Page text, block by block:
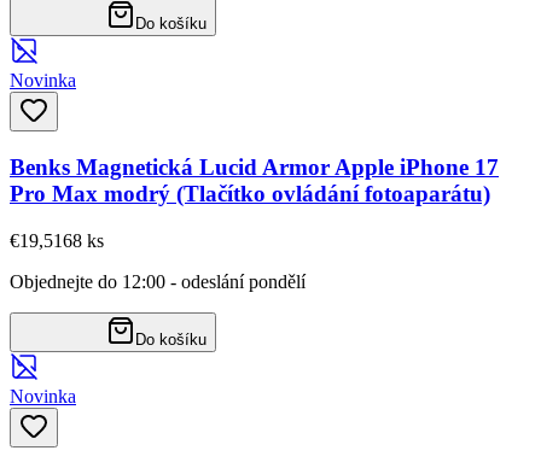
Do košíku
Novinka
Benks Magnetická Lucid Armor Apple iPhone 17
Pro Max modrý (Tlačítko ovládání fotoaparátu)
€19,5168 ks
Objednejte do 12:00 - odeslání pondělí
Do košíku
Novinka